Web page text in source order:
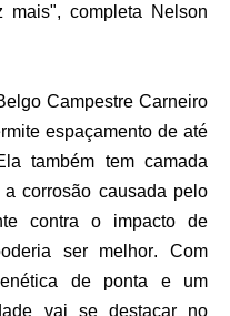
mais", completa Nelson
Campestre Carneiro
espaçamento de até
também tem camada
corrosão causada pelo
contra o impacto de
ser melhor. Com
de ponta e um
vai se destacar no